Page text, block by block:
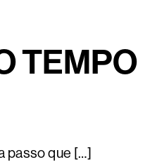
TEMPO
passo que […]